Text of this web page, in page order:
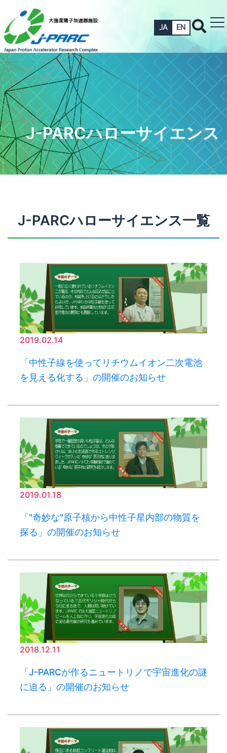
JA EN
J-PARCハローサイエンス
J-PARCハローサイエンス一覧
2019.02.14
「中性子線を使ってリチウムイオン二次電池
を見える化する」の開催のお知らせ
2019.01.18
「"奇妙な"原子核から中性子星内部の物質を
探る」の開催のお知らせ
2018.12.11
「J-PARCが作るニュートリノで宇宙進化の謎
に迫る」の開催のお知らせ